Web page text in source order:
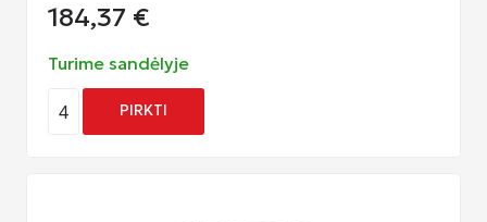
184,37 €
Turime sandėlyje
4 PIRKTI